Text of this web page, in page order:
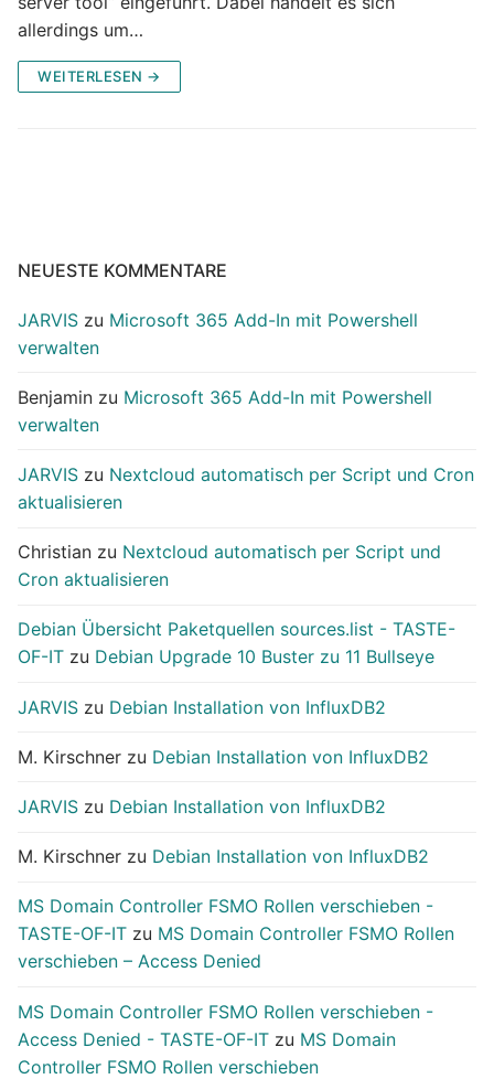
allerdings um…
WEITERLESEN →
NEUESTE KOMMENTARE
JARVIS zu Microsoft 365 Add-In mit Powershell
verwalten
Benjamin zu Microsoft 365 Add-In mit Powershell
verwalten
JARVIS zu Nextcloud automatisch per Script und Cron
aktualisieren
Christian zu Nextcloud automatisch per Script und
Cron aktualisieren
Debian Übersicht Paketquellen sources.list - TASTE-
OF-IT zu Debian Upgrade 10 Buster zu 11 Bullseye
JARVIS zu Debian Installation von InfluxDB2
M. Kirschner zu Debian Installation von InfluxDB2
JARVIS zu Debian Installation von InfluxDB2
M. Kirschner zu Debian Installation von InfluxDB2
MS Domain Controller FSMO Rollen verschieben -
TASTE-OF-IT zu MS Domain Controller FSMO Rollen
verschieben – Access Denied
MS Domain Controller FSMO Rollen verschieben -
Access Denied - TASTE-OF-IT zu MS Domain
Controller FSMO Rollen verschieben